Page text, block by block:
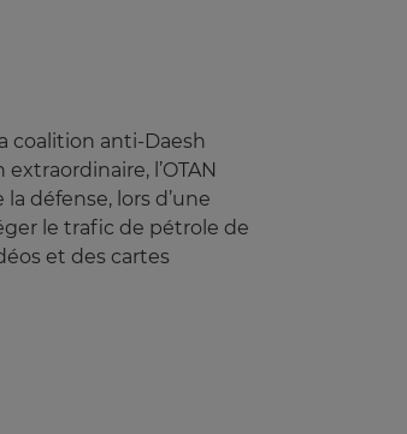
coalition anti-Daesh
extraordinaire, l’OTAN
défense, lors d’une
le trafic de pétrole de
et des cartes